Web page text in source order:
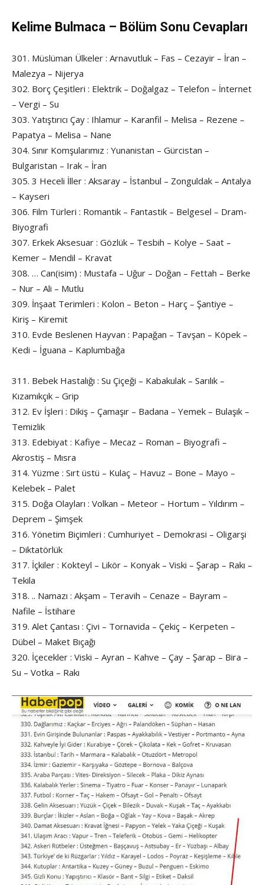
Kelime Bulmaca – Bölüm Sonu Cevapları
301. Müslüman Ülkeler : Arnavutluk – Fas – Cezayir – İran –
Malezya – Nijerya
302. Borç Çeşitleri : Elektrik – Doğalgaz – Telefon – İnternet
– Vergi – Su
303. Yatıştırıcı Çay : Ihlamur – Karanfil – Melisa – Rezene –
Papatya – Melisa – Nane
304. Sınır Komşularımız : Yunanistan – Gürcistan –
Bulgaristan – Irak – İran
305. 3 Heceli İller : Aksaray – İstanbul – Zonguldak – Antalya
– Kayseri
306. Film Türleri : Romantik – Fantastik – Belgesel – Dram-
Biyografi
307. Erkek Aksesuar : Gözlük – Tesbih – Kolye – Saat –
Kemer – Mendil – Kravat
308. … Can(isim) : Mustafa – Uğur – Doğan – Fettah – Berke
– Nur – Ali – Mutlu
309. İnşaat Terimleri : Kolon – Beton – Harç – Şantiye –
Kiriş – Kiremit
310. Evde Beslenen Hayvan : Papağan – Tavşan – Köpek –
Kedi – İguana – Kaplumbağa
311. Bebek Hastalığı : Su Çiçeği – Kabakulak – Sarılık –
Kızamıkçık – Grip
312. Ev İşleri : Dikiş – Çamaşır – Badana – Yemek – Bulaşık –
Temizlik
313. Edebiyat : Kafiye – Mecaz – Roman – Biyografi –
Akrostiş – Mısra
314. Yüzme : Sırt üstü – Kulaç – Havuz – Bone – Mayo –
Kelebek – Palet
315. Doğa Olayları : Volkan – Meteor – Hortum – Yıldırım –
Deprem – Şimşek
316. Yönetim Biçimleri : Cumhuriyet – Demokrasi – Oligarşi
– Diktatörlük
317. İçkiler : Kokteyl – Likör – Konyak – Viski – Şarap – Rakı –
Tekila
318. .. Namazı : Akşam – Teravih – Cenaze – Bayram –
Nafile – İstihare
319. Alet Çantası : Çivi – Tornavida – Çekiç – Kerpeten –
Dübel – Maket Bıçağı
320. İçecekler : Viski – Ayran – Kahve – Çay – Şarap – Bira –
Su – Votka – Rakı